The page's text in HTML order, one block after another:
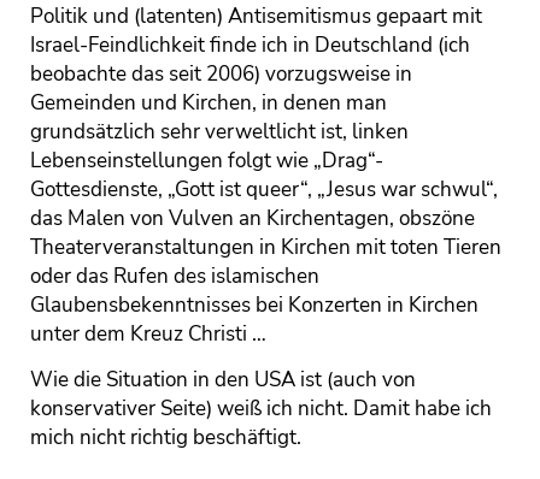
Politik und (latenten) Antisemitismus gepaart mit
Israel-Feindlichkeit finde ich in Deutschland (ich
beobachte das seit 2006) vorzugsweise in
Gemeinden und Kirchen, in denen man
grundsätzlich sehr verweltlicht ist, linken
Lebenseinstellungen folgt wie „Drag“-
Gottesdienste, „Gott ist queer“, „Jesus war schwul“,
das Malen von Vulven an Kirchentagen, obszöne
Theaterveranstaltungen in Kirchen mit toten Tieren
oder das Rufen des islamischen
Glaubensbekenntnisses bei Konzerten in Kirchen
unter dem Kreuz Christi …
Wie die Situation in den USA ist (auch von
konservativer Seite) weiß ich nicht. Damit habe ich
mich nicht richtig beschäftigt.